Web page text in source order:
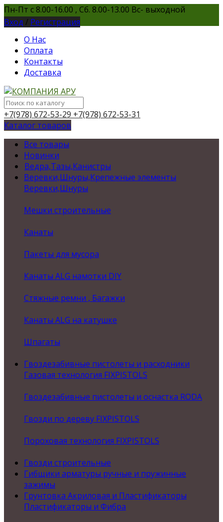
Пн-Пт с 8.00-16.00 , Сб. 8.00-13.00 Вс- выходной
Вход / Регистрация
О Нас
Оплата
Контакты
Доставка
+7(978) 672-53-29 +7(978) 672-53-31
Каталог товаров
Все товары
Новинки
Ведра,Тазы,Канистры
Веревки,Шнуры,Крепежные элементы
Веревки,Шнуры
Мешки строительные
Канаты
Пакеты для мусора
Канаты ALG намотки DIY
Стяжные ремни , Багажки
Канаты ALG на катушке
Шпагаты
Гвоздезабивные пистолеты и расходники
Газовая технология FIXPISTOLS
Гвоздезабивные пистолеты и оснастка RODA
Гвозди по дереву FIXPISTOLS
Пороховая технология FIXPISTOLS
Гвозди строительные
Гибщики арматуры ручные и пружинные
зажимы
Грунтовка Акриловая и Пластификаторы
Пластификаторы и Фибра